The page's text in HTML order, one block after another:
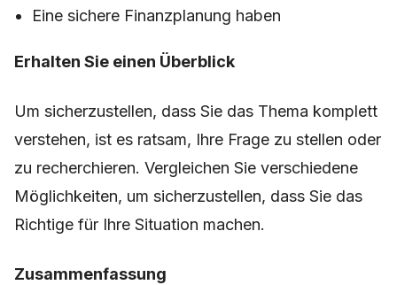
Eine sichere Finanzplanung haben
Erhalten Sie einen Überblick
Um sicherzustellen, dass Sie das Thema komplett
verstehen, ist es ratsam, Ihre Frage zu stellen oder
zu recherchieren. Vergleichen Sie verschiedene
Möglichkeiten, um sicherzustellen, dass Sie das
Richtige für Ihre Situation machen.
Zusammenfassung